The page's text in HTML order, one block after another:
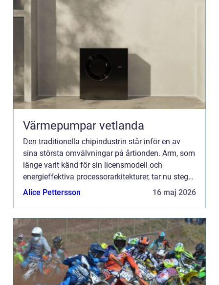
Värmepumpar vetlanda
Den traditionella chipindustrin står inför en av
sina största omvälvningar på årtionden. Arm, som
länge varit känd för sin licensmodell och
energieffektiva processorarkitekturer, tar nu steget
in i egna...
Alice Pettersson 16 maj 2026